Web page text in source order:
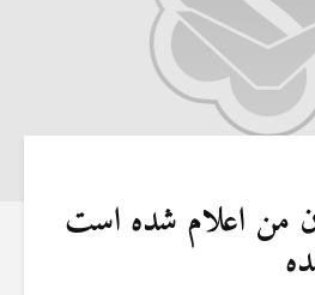
من اعلام شده است